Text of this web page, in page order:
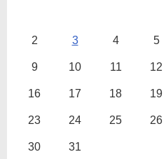
2 3 4 5
9 10 11 12
16 17 18 19
23 24 25 26
30 31